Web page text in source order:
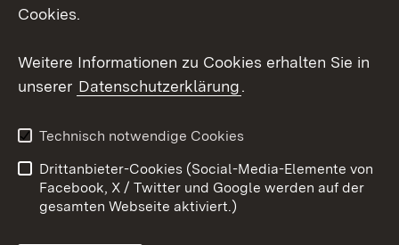
Youtube
Kontakt
Datenschutz
Barrierefreiheit
Impressum Cookies
Cookies.
Weitere Informationen zu Cookies erhalten Sie in
unserer Datenschutzerklärung.
Technisch notwendige Cookies
Drittanbieter-Cookies (Social-Media-Elemente von
Facebook, X / Twitter und Google werden auf der
gesamten Webseite aktiviert.)